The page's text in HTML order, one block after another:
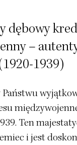
dębowy
–
1939)
Ten
i jest